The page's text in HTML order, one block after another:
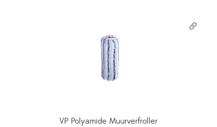
VP Polyamide Muurverfroller